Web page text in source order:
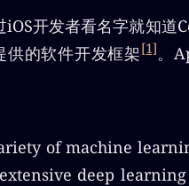
开发者看名字就知道
供的软件开发框架[1]。
of machine
deep